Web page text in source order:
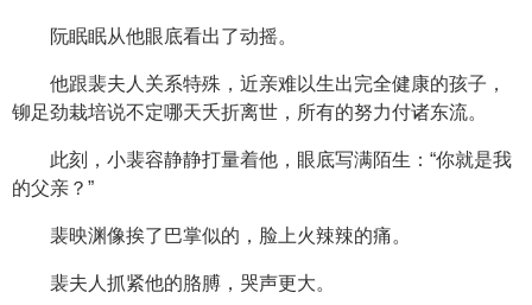
阮眠眠从他眼底看出了动摇。
他跟裴夫人关系特殊，近亲难以生出完全健康的孩子，
铆足劲栽培说不定哪天夭折离世，所有的努力付诸东流。
此刻，小裴容静静打量着他，眼底写满陌生：“你就是我
的父亲？”
裴映渊像挨了巴掌似的，脸上火辣辣的痛。
裴夫人抓紧他的胳膊，哭声更大。